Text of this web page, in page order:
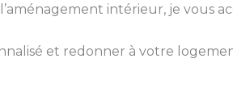
intérieur, je vous
et redonner à votre